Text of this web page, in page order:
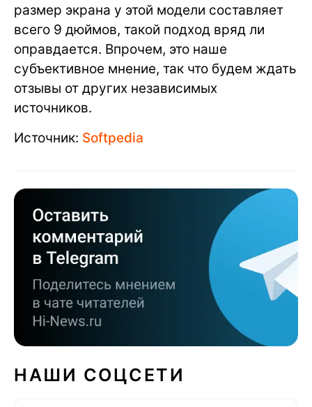
размер экрана у этой модели составляет
всего 9 дюймов, такой подход вряд ли
оправдается. Впрочем, это наше
субъективное мнение, так что будем ждать
отзывы от других независимых
источников.
Источник: Softpedia
НАШИ СОЦСЕТИ